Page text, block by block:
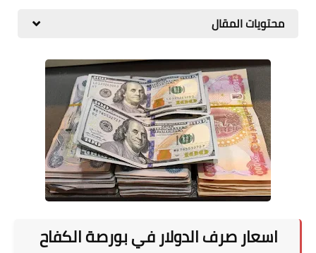
محتويات المقال
اسعار صرف الدولار في بورصة الكفاح